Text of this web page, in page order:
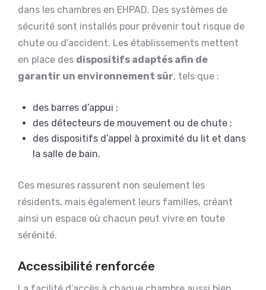
dans les chambres en EHPAD. Des systèmes de
sécurité sont installés pour prévenir tout risque de
chute ou d’accident. Les établissements mettent
en place des dispositifs adaptés afin de
garantir un environnement sûr, tels que :
des barres d’appui ;
des détecteurs de mouvement ou de chute ;
des dispositifs d’appel à proximité du lit et dans
la salle de bain.
Ces mesures rassurent non seulement les
résidents, mais également leurs familles, créant
ainsi un espace où chacun peut vivre en toute
sérénité.
Accessibilité renforcée